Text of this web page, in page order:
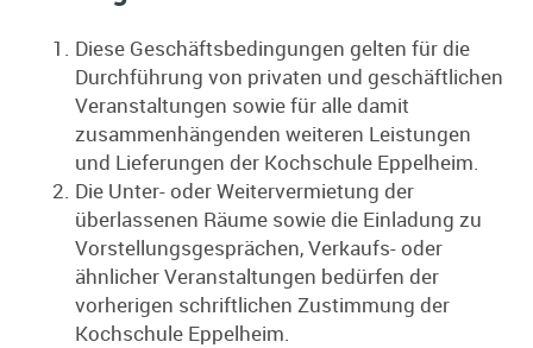
Diese Geschäftsbedingungen gelten für die
Durchführung von privaten und geschäftlichen
Veranstaltungen sowie für alle damit
zusammenhängenden weiteren Leistungen
und Lieferungen der Kochschule Eppelheim.
Die Unter- oder Weitervermietung der
überlassenen Räume sowie die Einladung zu
Vorstellungsgesprächen, Verkaufs- oder
ähnlicher Veranstaltungen bedürfen der
vorherigen schriftlichen Zustimmung der
Kochschule Eppelheim.